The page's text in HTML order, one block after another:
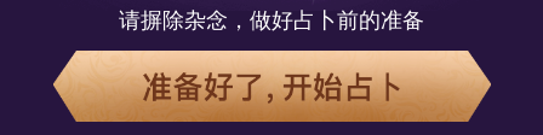
请摒除杂念，做好占卜前的准备